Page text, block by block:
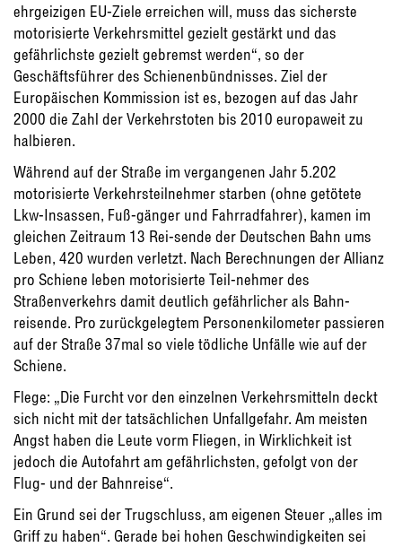
ehrgeizigen EU-Ziele erreichen will, muss das sicherste
motorisierte Verkehrsmittel gezielt gestärkt und das
gefährlichste gezielt gebremst werden“, so der
Geschäftsführer des Schienenbündnisses. Ziel der
Europäischen Kommission ist es, bezogen auf das Jahr
2000 die Zahl der Verkehrstoten bis 2010 europaweit zu
halbieren.
Während auf der Straße im vergangenen Jahr 5.202
motorisierte Verkehrsteilnehmer starben (ohne getötete
Lkw-Insassen, Fuß-gänger und Fahrradfahrer), kamen im
gleichen Zeitraum 13 Rei-sende der Deutschen Bahn ums
Leben, 420 wurden verletzt. Nach Berechnungen der Allianz
pro Schiene leben motorisierte Teil-nehmer des
Straßenverkehrs damit deutlich gefährlicher als Bahn-
reisende. Pro zurückgelegtem Personenkilometer passieren
auf der Straße 37mal so viele tödliche Unfälle wie auf der
Schiene.
Flege: „Die Furcht vor den einzelnen Verkehrsmitteln deckt
sich nicht mit der tatsächlichen Unfallgefahr. Am meisten
Angst haben die Leute vorm Fliegen, in Wirklichkeit ist
jedoch die Autofahrt am gefährlichsten, gefolgt von der
Flug- und der Bahnreise“.
Ein Grund sei der Trugschluss, am eigenen Steuer „alles im
Griff zu haben“. Gerade bei hohen Geschwindigkeiten sei